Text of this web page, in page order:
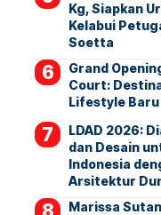
Kg, Siapkan
Kelabui
Soetta
Grand
Court:
Lifestyle
LDAD 2026:
dan Desain
Indonesia
Arsitektur
Marissa